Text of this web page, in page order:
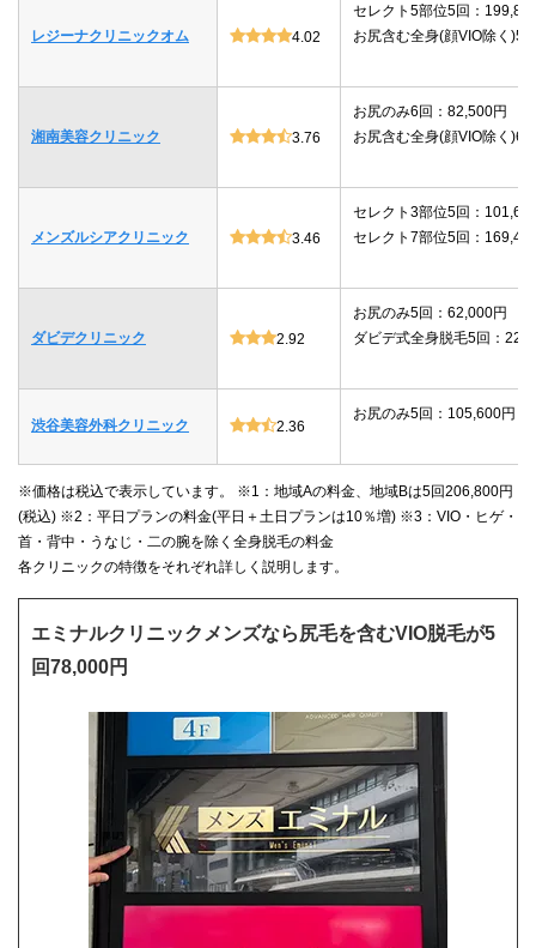
レジーナクリニックオム 4.02
セレクト5部位5回：
お尻含む全身(顔VIO除く)5
湘南美容クリニック 3.76
お尻のみ6回：82,500円
お尻含む全身(顔VIO除く)6
メンズルシアクリニック 3.46
セレクト3部位5回：
セレクト7部位5回：
ダビデクリニック 2.92
お尻のみ5回：62,000円
ダビデ式全身脱毛5回：
渋谷美容外科クリニック 2.36
お尻のみ5回：105,600円
※価格は税込で表示しています。 ※1：地域Aの料金、地域Bは5回206,800円
(税込) ※2：平日プランの料金(平日＋土日プランは10％増) ※3：VIO・ヒゲ・
首・背中・うなじ・二の腕を除く全身脱毛の料金
各クリニックの特徴をそれぞれ詳しく説明します。
エミナルクリニックメンズなら尻毛を含むVIO脱毛が5
回78,000円